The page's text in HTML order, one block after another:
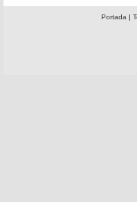
Portada |